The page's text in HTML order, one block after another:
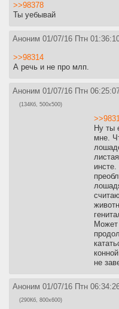
>>98378
Ты уебывай
Аноним 01/07/16 Птн
>>98314
А речь и не про млп.
Аноним 01/07/16 Птн
(134Кб, 500x500)
Ну ты
мне.
Может
не
Аноним 01/07/16 Птн
(290Кб, 800x600)